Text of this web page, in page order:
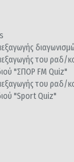
του ραδ/
"ΣΠΟΡ FM Quiz"
του ραδ/
"Sport Quiz"